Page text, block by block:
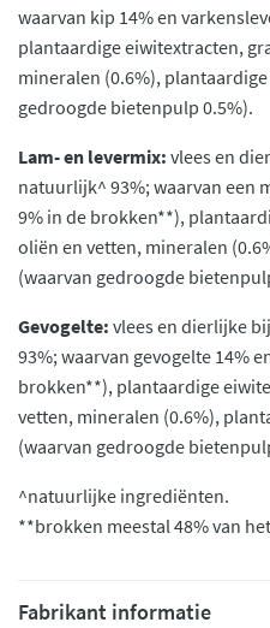
waarvan kip 14% en
plantaardige eiwitextracten,
mineralen (0.6%),
gedroogde bietenpulp 0.5%).
Lam- en levermix: vlees en
natuurlijk^ 93%; waarvan een
9% in de brokken**),
oliën en vetten, mineralen
(waarvan gedroogde
Gevogelte: vlees en dierlijke
93%; waarvan gevogelte 14%
brokken**), plantaardige
vetten, mineralen (0.6%),
(waarvan gedroogde
^natuurlijke ingrediënten.
**brokken meestal 48% van
Fabrikant informatie